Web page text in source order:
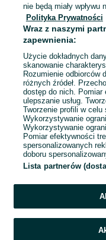
1
nie będą miały wpływu
Polityka Prywatności
Wraz z naszymi
zapewnienia:
Użycie dokładnych
skanowanie
Rozumienie odbiorców
różnych źródeł.
dostęp do nich. Pomiar
ulepszanie usług.
Tworzenie profili w
Wykorzystywanie
Wykorzystywanie
Pomiar efektywności
spersonalizowanych
doboru
Lista partnerów